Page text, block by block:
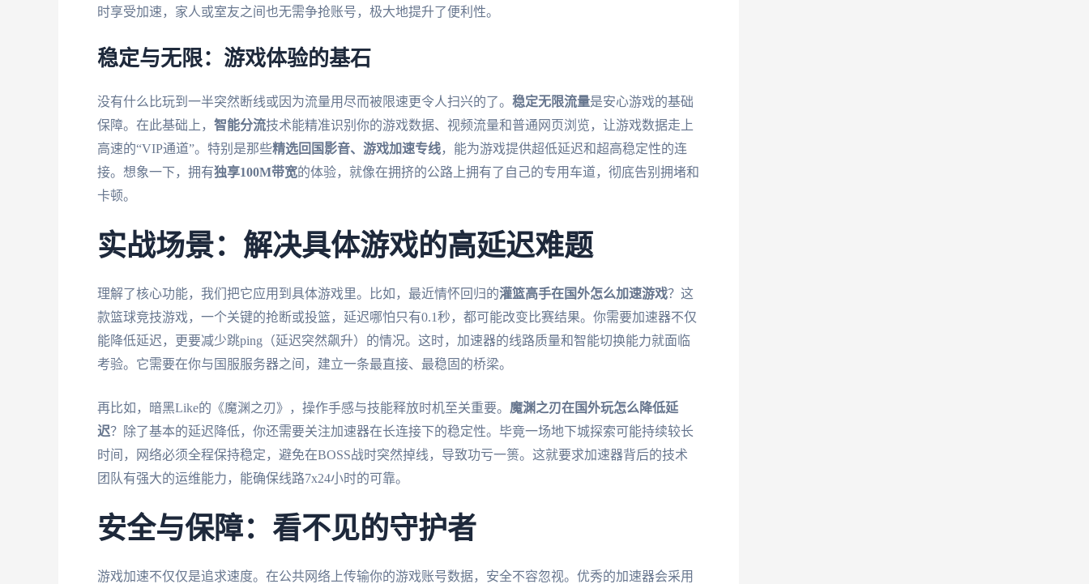
时享受加速，家人或室友之间也无需争抢账号，极大地提升了便利性。
稳定与无限：游戏体验的基石
没有什么比玩到一半突然断线或因为流量用尽而被限速更令人扫兴的了。 稳定无限流量是安心游戏的基础
保障。在此基础上， 智能分流技术能精准识别你的游戏数据、视频流量和普通网页浏览，让游戏数据走上
高速的“VIP通道”。特别是那些精选回国影音、游戏加速专线，能为游戏提供超低延迟和超高稳定性的连
接。想象一下，拥有独享100M带宽的体验，就像在拥挤的公路上拥有了自己的专用车道，彻底告别拥堵和
卡顿。
实战场景：解决具体游戏的高延迟难题
理解了核心功能，我们把它应用到具体游戏里。比如，最近情怀回归的灌篮高手在国外怎么加速游戏？这
款篮球竞技游戏，一个关键的抢断或投篮，延迟哪怕只有0.1秒，都可能改变比赛结果。你需要加速器不仅
能降低延迟，更要减少跳ping（延迟突然飙升）的情况。这时，加速器的线路质量和智能切换能力就面临
考验。它需要在你与国服服务器之间，建立一条最直接、最稳固的桥梁。
再比如，暗黑Like的《魔渊之刃》，操作手感与技能释放时机至关重要。 魔渊之刃在国外玩怎么降低延
迟？除了基本的延迟降低，你还需要关注加速器在长连接下的稳定性。毕竟一场地下城探索可能持续较长
时间，网络必须全程保持稳定，避免在BOSS战时突然掉线，导致功亏一篑。这就要求加速器背后的技术
团队有强大的运维能力，能确保线路7x24小时的可靠。
安全与保障：看不见的守护者
游戏加速不仅仅是追求速度。在公共网络上传输你的游戏账号数据，安全不容忽视。优秀的加速器会采用